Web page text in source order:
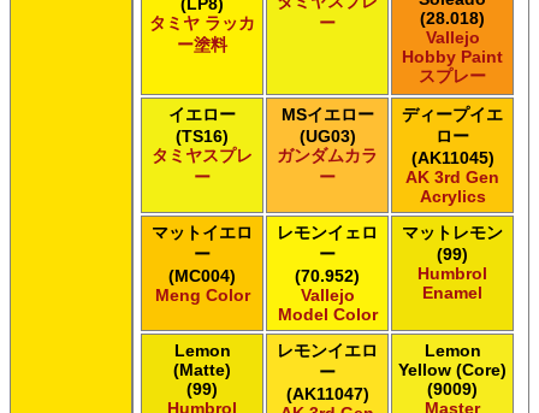
タミヤ ラッカ
ー塗料
ー
(28.018)
Vallejo
Hobby Paint
スプレー
イエロー
(TS16)
タミヤスプレ
ー
MSイエロー
(UG03)
ガンダムカラ
ー
ディープイエ
ロー
(AK11045)
AK 3rd Gen
Acrylics
マットイエロ
ー
(MC004)
Meng Color
レモンイェロ
ー
(70.952)
Vallejo
Model Color
マットレモン
(99)
Humbrol
Enamel
Lemon
(Matte)
(99)
Humbrol
レモンイエロ
ー
(AK11047)
Lemon
Yellow (Core)
(9009)
Master